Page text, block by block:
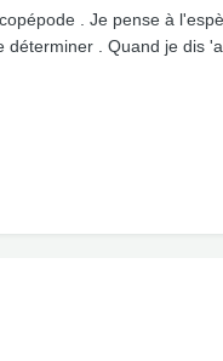
. Je pense à
déterminer . Quand je dis